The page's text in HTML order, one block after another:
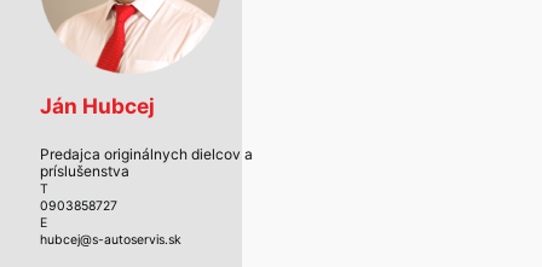
Ján Hubcej
Predajca originálnych dielcov a
príslušenstva
T
0903858727
E
hubcej@s-autoservis.sk